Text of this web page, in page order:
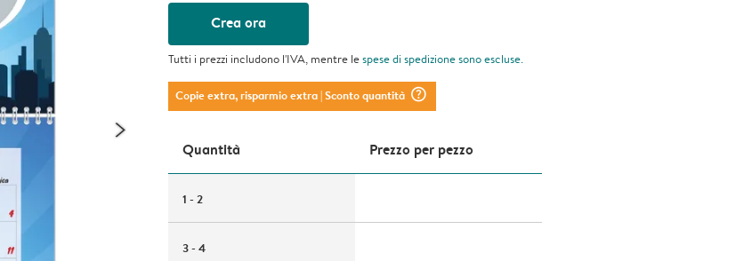
Crea ora
Tutti i prezzi includono l'IVA, mentre lespese di spedizionesono escluse.
Copie extra, risparmio extra| Sconto quantità question_mark_circle
Quantità Prezzo per pezzo
1 - 2
3 - 4